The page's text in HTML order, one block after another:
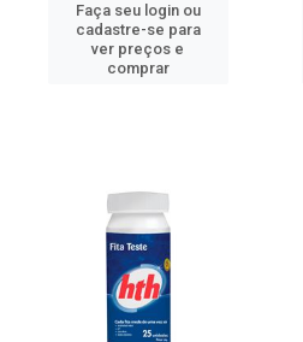
Faça seu login ou
cadastre-se para
ver preços e
comprar